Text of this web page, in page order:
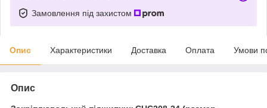
Замовлення під захистом
Опис Характеристики Доставка Оплата Умови
Опис